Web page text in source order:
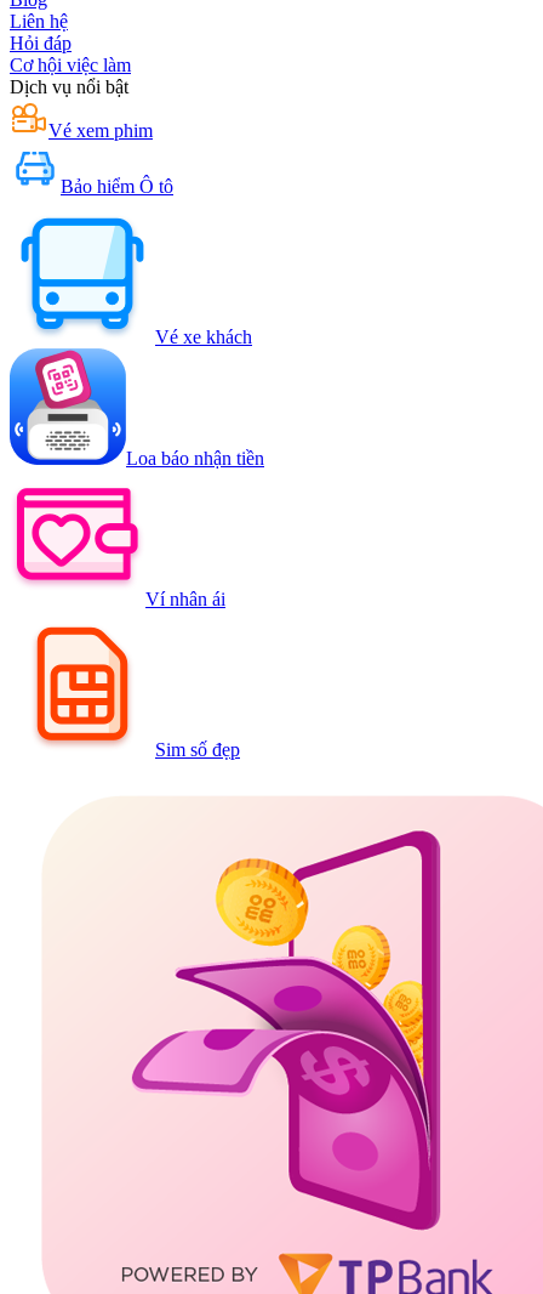
Liên hệ
Hỏi đáp
Cơ hội việc làm
Dịch vụ nổi bật
Vé xem phim
Bảo hiểm Ô tô
Vé xe khách
Loa báo nhận tiền
Ví nhân ái
Sim số đẹp